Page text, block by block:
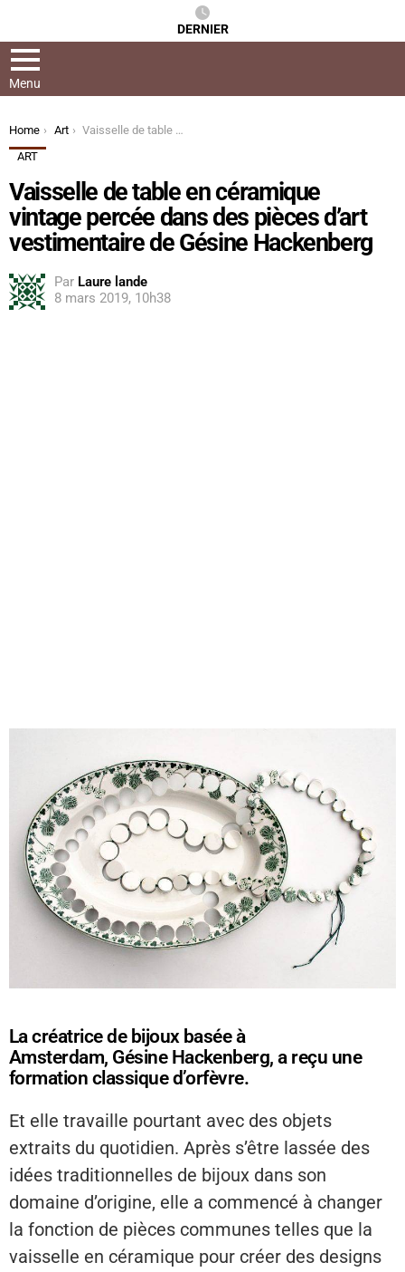
DERNIER
Menu
You are here:
Home Art
Vaisselle de table en céramique vintage percée dans des pièces d’art vestimentaire de Gésine Hackenberg
ART
Vaisselle de table en céramique
vintage percée dans des pièces d’art
vestimentaire de Gésine Hackenberg
Par Laure lande
8 mars 2019, 10h38
La créatrice de bijoux basée à
Amsterdam, Gésine Hackenberg, a reçu une
formation classique d’orfèvre.
Et elle travaille pourtant avec des objets
extraits du quotidien. Après s’être lassée des
idées traditionnelles de bijoux dans son
domaine d’origine, elle a commencé à changer
la fonction de pièces communes telles que la
vaisselle en céramique pour créer des designs